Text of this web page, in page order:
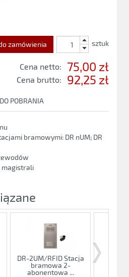
zamówienia sztuk
Cena netto: 75,00 zł
Cena brutto: 92,25 zł
DO POBRANIA
bramowymi: DR nUM; DR
magistrali
DR-2UM/RFID Stacja
bramowa 2-
abonentowa ...